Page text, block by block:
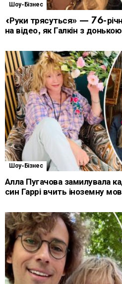
Шоу-Бізнес
«Руки трясуться» — 76-
на відео, як Галкін з
Шоу-Бізнес
Алла Пугачова замилувала
син Гаррі вчить іноземну